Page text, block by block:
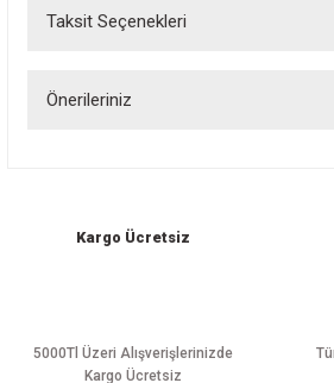
Taksit Seçenekleri
Önerileriniz
Ürün bilgilerinde hatalar bulunuyor.
Kargo Ücretsiz
5000Tl Üzeri Alışverişlerinizde
Kargo Ücretsiz